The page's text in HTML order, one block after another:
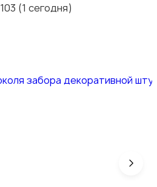
103 (1 сегодня)